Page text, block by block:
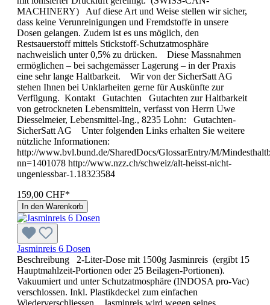
MACHINERY) Auf diese Art und Weise stellen wir sicher,
dass keine Verunreinigungen und Fremdstoffe in unsere
Dosen gelangen. Zudem ist es uns möglich, den
Restsauerstoff mittels Stickstoff-Schutzatmosphäre
nachweislich unter 0,5% zu drücken. Diese Massnahmen
ermöglichen – bei sachgemässer Lagerung – in der Praxis
eine sehr lange Haltbarkeit. Wir von der SicherSatt AG
stehen Ihnen bei Unklarheiten gerne für Auskünfte zur
Verfügung. Kontakt Gutachten Gutachten zur Haltbarkeit
von getrockneten Lebensmitteln, verfasst von Herrn Uwe
Diesselmeier, Lebensmittel-Ing., 8235 Lohn: Gutachten-
SicherSatt AG Unter folgenden Links erhalten Sie weitere
nützliche Informationen:
http://www.bvl.bund.de/SharedDocs/GlossarEntry/M/
nn=1401078 http://www.nzz.ch/schweiz/alt-heisst-nicht-
ungeniessbar-1.18323584
159,00 CHF*
In den Warenkorb
Jasminreis 6 Dosen
Beschreibung 2-Liter-Dose mit 1500g Jasminreis (ergibt 15
Hauptmahlzeit-Portionen oder 25 Beilagen-Portionen).
Vakuumiert und unter Schutzatmosphäre (INDOSA pro-Vac)
verschlossen. Inkl. Plastikdeckel zum einfachen
Wiederverschliessen. Jasminreis wird wegen seines